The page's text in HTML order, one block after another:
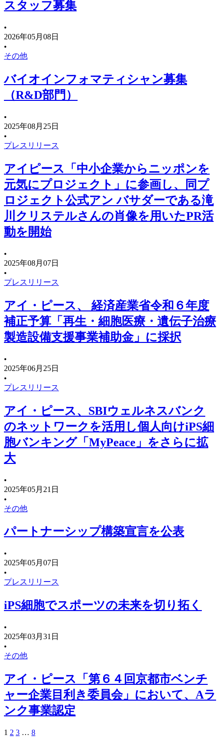
スタッフ募集
バイオインフォマティシャン募集
（R&D部門）
•
2026年05月08日
•
その他
アイピース「中⼩企業からニッポンを
元気にプロジェクト」に参画し、同プ
ロジェクト公式アン バサダーである滝
川クリステルさんの肖像を⽤いたPR活
動を開始
•
2025年08月25日
•
プレスリリース
アイ・ピース、 経済産業省令和６年度
補正予算「再生・細胞医療・遺伝子治療
製造設備支援事業補助金」に採択
•
2025年08月07日
•
プレスリリース
アイ・ピース、SBIウェルネスバンク
のネットワークを活用し個人向けiPS細
胞バンキング「MyPeace」をさらに拡
大
•
2025年06月25日
•
プレスリリース
パートナーシップ構築宣言を公表
•
2025年05月21日
•
その他
iPS細胞でスポーツの未来を切り拓く
•
2025年05月07日
•
プレスリリース
アイ・ピース「第６４回京都市ベンチ
ャー企業目利き委員会」において、Aラ
ンク事業認定
•
2025年03月31日
•
その他
1 2 3 … 8